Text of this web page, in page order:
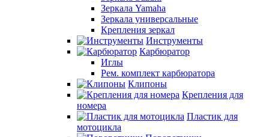
Зеркала Yamaha
Зеркала универсальные
Крепления зеркал
Инструменты
Карбюратор
Иглы
Рем. комплект карбюратора
Клипоны
Крепления для
номера
Пластик для
мотоцикла